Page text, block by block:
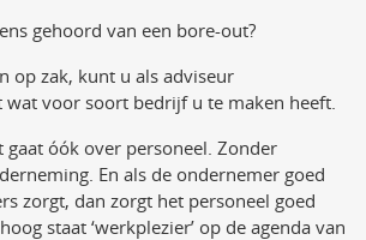
gehoord van een bore-out?
op zak, kunt u als adviseur
wat voor soort bedrijf u te maken heeft.
gaat óók over personeel. Zonder
En als de ondernemer goed
zorgt, dan zorgt het personeel goed
staat ‘werkplezier’ op de agenda van